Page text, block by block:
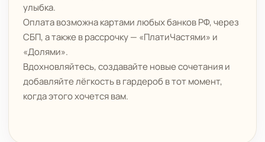
улыбка.
Оплата возможна картами любых банков РФ, через
СБП, а также в рассрочку — «ПлатиЧастями» и
«Долями».
Вдохновляйтесь, создавайте новые сочетания и
добавляйте лёгкость в гардероб в тот момент,
когда этого хочется вам.